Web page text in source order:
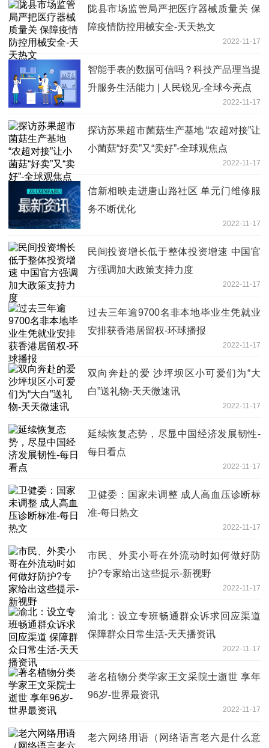
陇县市场监管局严把医疗器械质量关 保
障疫情防控用械安全-天天热文
2022-11-17
智能手表的数据可信吗？科技产品理当提
升服务生活能力 | 人民锐见-全球今亮点
2022-11-17
探访苏果超市菌菇生产基地 “农超对接”让
小菌菇“好卖”又“卖好”-全球观焦点
2022-11-17
信新相映走进唐山路社区 单元门维修服
务不断优化
2022-11-17
民间投资增长低于整体投资增速 中国官
方强调加大政策支持力度
2022-11-17
过去三年逾9700名非本地毕业生凭就业
安排获香港居留权-环球播报
2022-11-17
双向奔赴的爱 沙坪坝区小可爱们为“大
白”送礼物-天天微速讯
2022-11-17
延续恢复态势，尽显中国经济发展韧性-
每日看点
2022-11-17
卫健委：国家未调整 成人高血压诊断标
准-每日热文
2022-11-17
市民、外卖小哥在外流动时如何做好防
护?专家给出这些提示-新视野
2022-11-17
渝北：设立专班畅通群众诉求回应渠道
保障群众日常生活-天天播资讯
2022-11-17
著名植物分类学家王文采院士逝世 享年
96岁-世界最资讯
2022-11-17
老六网络用语（网络语言老六是什么意